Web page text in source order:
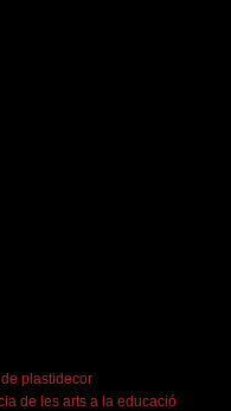
plastidecor
de les arts a la educació